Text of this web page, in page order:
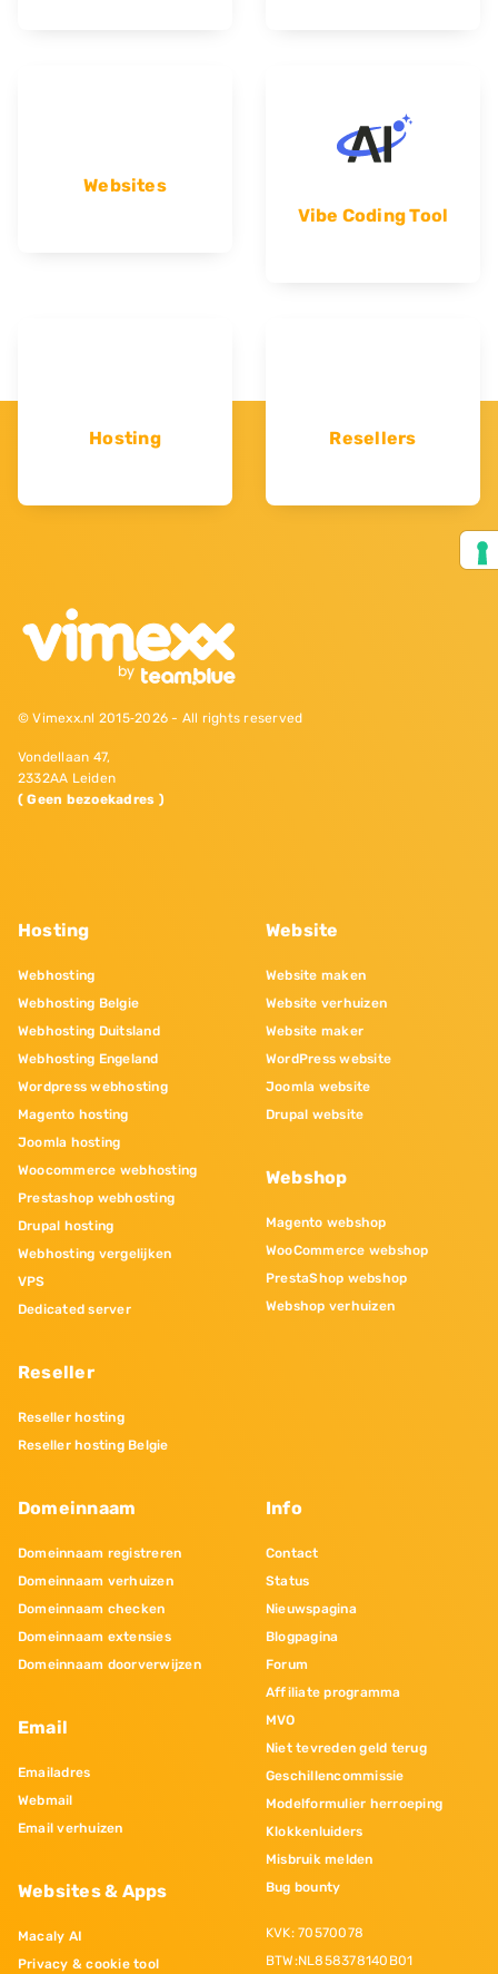
Websites
Vibe Coding Tool
Hosting Resellers
© Vimexx.nl 2015‐2026 - All rights reserved
Vondellaan 47,
2332AA Leiden
( Geen bezoekadres )
Hosting
Webhosting
Webhosting Belgie
Webhosting Duitsland
Webhosting Engeland
Wordpress webhosting
Magento hosting
Joomla hosting
Woocommerce webhosting
Prestashop webhosting
Drupal hosting
Webhosting vergelijken
VPS
Dedicated server
Reseller
Reseller hosting
Reseller hosting Belgie
Website
Website maken
Website verhuizen
Website maker
WordPress website
Joomla website
Drupal website
Webshop
Magento webshop
WooCommerce webshop
PrestaShop webshop
Webshop verhuizen
Domeinnaam
Domeinnaam registreren
Domeinnaam verhuizen
Domeinnaam checken
Domeinnaam extensies
Domeinnaam doorverwijzen
Email
Emailadres
Webmail
Email verhuizen
Websites & Apps
Macaly AI
Privacy & cookie tool
Info
Contact
Status
Nieuwspagina
Blogpagina
Forum
Affiliate programma
MVO
Niet tevreden geld terug
Geschillencommissie
Modelformulier herroeping
Klokkenluiders
Misbruik melden
Bug bounty
KVK: 70570078
BTW:NL858378140B01